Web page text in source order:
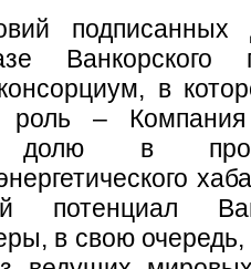
подписанных
Ванкорского
в
роль –
долю в
потенциал
в свою очередь,